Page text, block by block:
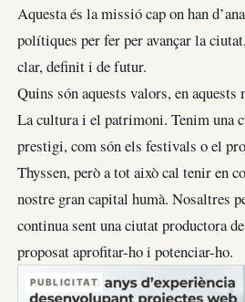
Aquesta és la missió cap on han
polítiques per fer per avançar la
clar, definit i de futur.
Quins són aquests valors, en aquests
La cultura i el patrimoni. Tenim una
prestigi, com són els festivals o el
Thyssen, però a tot això cal tenir en
nostre gran capital humà. Nosaltres
continua sent una ciutat productora
proposat aprofitar-ho i potenciar-ho.
PUBLICITAT